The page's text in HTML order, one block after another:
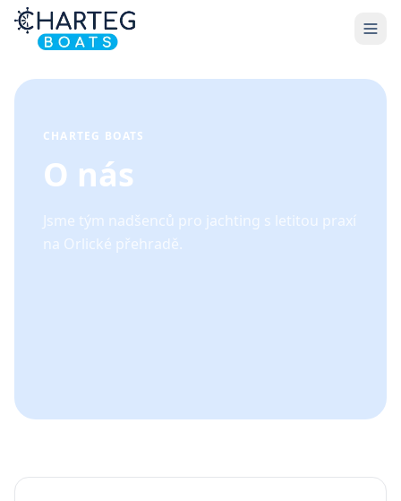
CHARTEG BOATS
O nás
Jsme tým nadšenců pro jachting s letitou praxí
na Orlické přehradě.